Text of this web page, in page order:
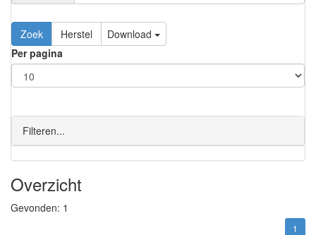
Download
Per pagina
Filteren...
Overzicht
Gevonden: 1
1